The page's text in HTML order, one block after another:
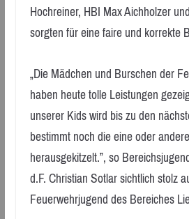
Hochreiner, HBI Max Aichholzer
sorgten für eine faire und korrekte
„Die Mädchen und Burschen der
haben heute tolle Leistungen
unserer Kids wird bis zu den
bestimmt noch die eine oder
herausgekitzelt.”, so
d.F. Christian Sotlar sichtlich stolz
Feuerwehrjugend des Bereiches